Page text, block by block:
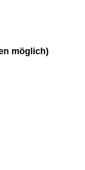
möglich)